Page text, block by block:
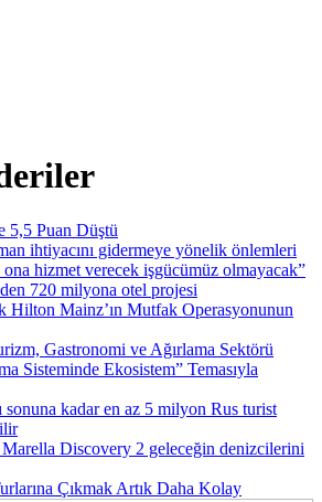
5,5 Puan Düştü
ihtiyacını gidermeye yönelik önlemleri
hizmet verecek işgücümüz olmayacak”
720 milyona otel projesi
Hilton Mainz’ın Mutfak Operasyonunun
Gastronomi ve Ağırlama Sektörü
Sisteminde Ekosistem” Temasıyla
kadar en az 5 milyon Rus turist
Discovery 2 geleceğin denizcilerini
Çıkmak Artık Daha Kolay